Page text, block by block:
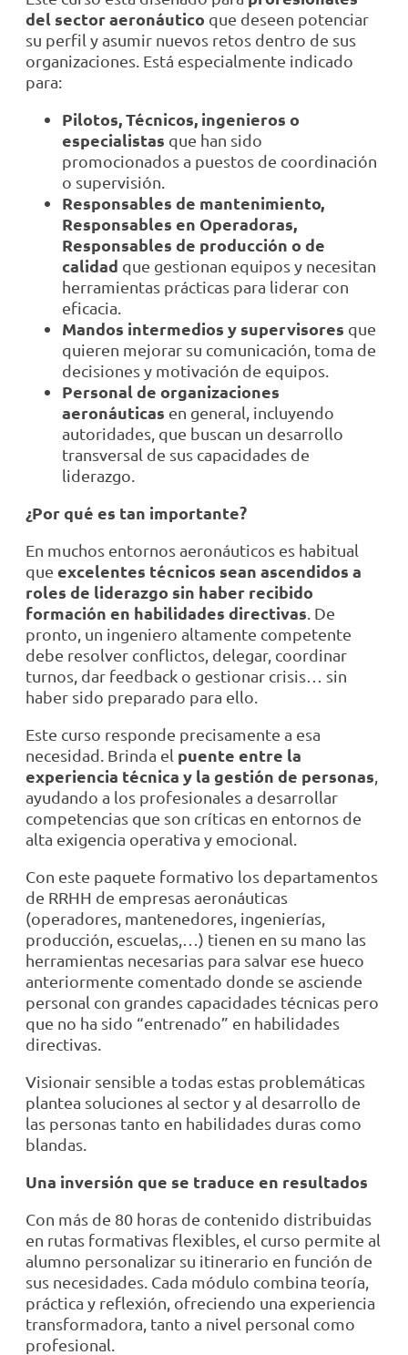
del sector aeronáutico que deseen potenciar
su perfil y asumir nuevos retos dentro de sus
organizaciones. Está especialmente indicado
para:
Pilotos, Técnicos, ingenieros o
especialistas que han sido
promocionados a puestos de coordinación
o supervisión.
Responsables de mantenimiento,
Responsables en Operadoras,
Responsables de producción o de
calidad que gestionan equipos y necesitan
herramientas prácticas para liderar con
eficacia.
Mandos intermedios y supervisores que
quieren mejorar su comunicación, toma de
decisiones y motivación de equipos.
Personal de organizaciones
aeronáuticas en general, incluyendo
autoridades, que buscan un desarrollo
transversal de sus capacidades de
liderazgo.
¿Por qué es tan importante?
En muchos entornos aeronáuticos es habitual
que excelentes técnicos sean ascendidos a
roles de liderazgo sin haber recibido
formación en habilidades directivas . De
pronto, un ingeniero altamente competente
debe resolver conflictos, delegar, coordinar
turnos, dar feedback o gestionar crisis… sin
haber sido preparado para ello.
Este curso responde precisamente a esa
necesidad. Brinda el puente entre la
experiencia técnica y la gestión de personas
ayudando a los profesionales a desarrollar
competencias que son críticas en entornos de
alta exigencia operativa y emocional.
Con este paquete formativo los departamentos
de RRHH de empresas aeronáuticas
(operadores, mantenedores, ingenierías,
producción, escuelas,…) tienen en su mano las
herramientas necesarias para salvar ese hueco
anteriormente comentado donde se asciende
personal con grandes capacidades técnicas pero
que no ha sido “entrenado” en habilidades
directivas.
Visionair sensible a todas estas problemáticas
plantea soluciones al sector y al desarrollo de
las personas tanto en habilidades duras como
blandas.
Una inversión que se traduce en resultados
Con más de 80 horas de contenido distribuidas
en rutas formativas flexibles, el curso permite al
alumno personalizar su itinerario en función de
sus necesidades. Cada módulo combina teoría,
práctica y reflexión, ofreciendo una experiencia
transformadora, tanto a nivel personal como
profesional.